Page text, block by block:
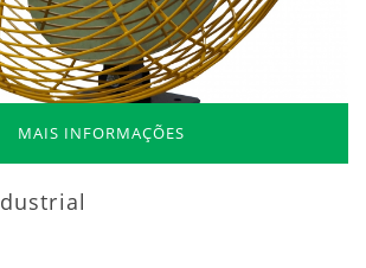
MAIS INFORMAÇÕES